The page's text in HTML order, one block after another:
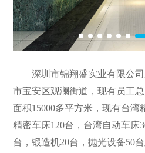
深圳市锦翔盛实业有限公司
市宝安区观澜街道，现有员工
面积15000多平方米，现有台湾
精密车床120台，台湾自动车床
台，锻造机20台，抛光设备50